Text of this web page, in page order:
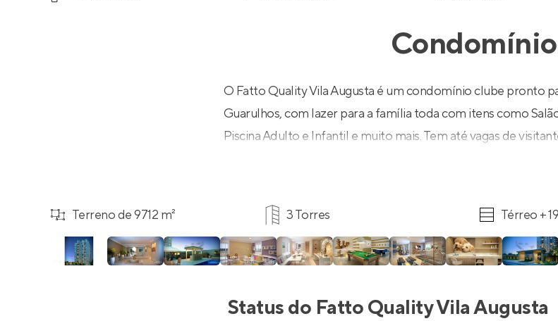
Condomínio
O Fatto Quality Vila Augusta é um condomínio clube pronto
Guarulhos, com lazer para a família toda com itens como
Piscina Adulto e Infantil e muito mais. Tem até vagas de
Terreno de 9712 m² 3 Torres Térreo +
Status do Fatto Quality Vila Augusta